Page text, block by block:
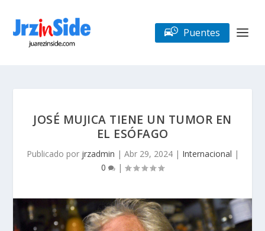
Puentes
JOSÉ MUJICA TIENE UN TUMOR EN
EL ESÓFAGO
Publicado por jrzadmin | Abr 29, 2024| Internacional |
0
|